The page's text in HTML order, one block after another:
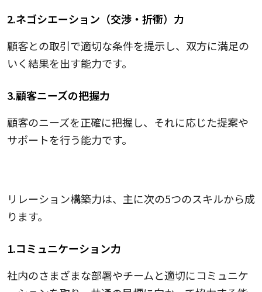
2.ネゴシエーション（交渉・折衝）力
顧客との取引で適切な条件を提示し、双方に満足の
いく結果を出す能力です。
3.顧客ニーズの把握力
顧客のニーズを正確に把握し、それに応じた提案や
サポートを行う能力です。
リレーション構築力は、主に次の5つのスキルから成
ります。
1.コミュニケーション力
社内のさまざまな部署やチームと適切にコミュニケ